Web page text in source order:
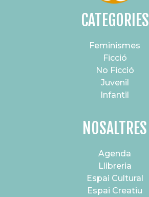
CATEGORIES
Feminismes
Ficció
No Ficció
Juvenil
Infantil
NOSALTRES
Agenda
Llibreria
Espai Cultural
Espai Creatiu